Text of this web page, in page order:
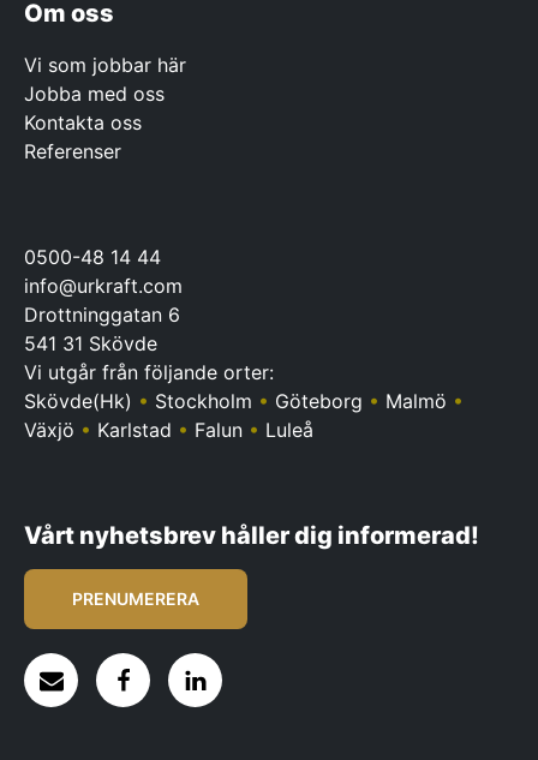
Om oss
Vi som jobbar här
Jobba med oss
Kontakta oss
Referenser
0500-48 14 44
info@urkraft.com
Drottninggatan 6
541 31 Skövde
Vi utgår från följande orter:
Skövde(Hk) • Stockholm • Göteborg • Malmö •
Växjö • Karlstad • Falun • Luleå
Vårt nyhetsbrev håller dig informerad!
PRENUMERERA